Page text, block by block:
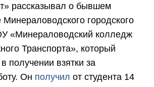
рассказывал о бывшем
городского
«Минераловодский колледж
Транспорта», который
получении взятки за
Он получил от студента 14